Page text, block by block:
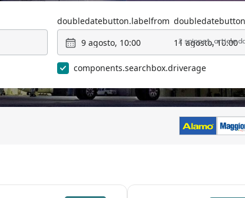
doubledatebutton.labelfrom
9 agosto, 10:00
11 agosto, 10:00
2
components.searchbox.driverage